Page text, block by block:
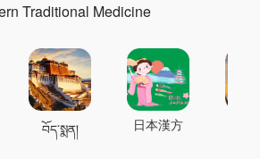
Traditional Medicine
བོད་སྨན། 日本漢方